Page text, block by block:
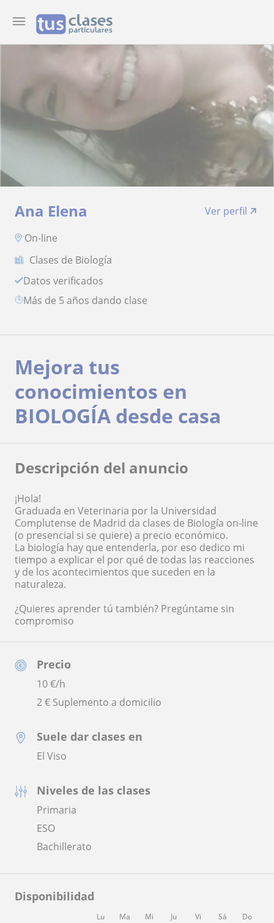
Ana Elena
Ver perfil
On-line
Clases de Biología
Datos verificados
más de 5 años dando clase
Precio
10€/h
2 € Suplemento a domicilio
Suele dar clases en
El Viso
Niveles de las clases
Primaria
ESO
Bachillerato
Disponibilidad
Lu Ma Mi Ju Vi Sá Do
Mejora tus
conocimientos en
BIOLOGÍA desde casa
Descripción del anuncio
¡Hola!
Graduada en Veterinaria por la Universidad
Complutense de Madrid da clases de Biología on-line
(o presencial si se quiere) a precio económico.
La biología hay que entenderla, por eso dedico mi
tiempo a explicar el por qué de todas las reacciones
y de los acontecimientos que suceden en la
naturaleza.
¿Quieres aprender tú también? Pregúntame sin
compromiso